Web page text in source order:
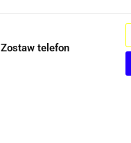
Zostaw telefon